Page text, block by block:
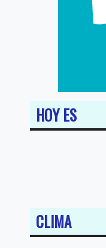
HOY ES
CLIMA